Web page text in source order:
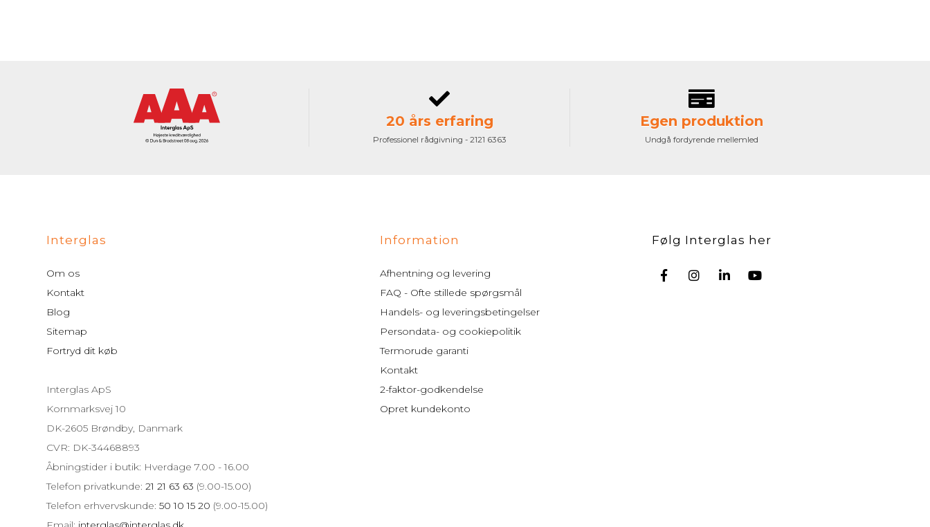
20 års erfaring
Professionel rådgivning - 2121 6363
Egen produktion
Undgå fordyrende mellemled
Interglas
Om os
Kontakt
Blog
Sitemap
Fortryd dit køb
Interglas ApS
Kornmarksvej 10
DK-2605 Brøndby, Danmark
CVR: DK-34468893
Åbningstider i butik: Hverdage 7.00 - 16.00
Telefon privatkunde:21 21 63 63 (9.00-15.00)
Telefon erhvervskunde:50 10 15 20 (9.00-15.00)
Information
Afhentning og levering
FAQ - Ofte stillede spørgsmål
Handels- og leveringsbetingelser
Persondata- og cookiepolitik
Termorude garanti
Kontakt
2-faktor-godkendelse
Opret kundekonto
Følg Interglas her